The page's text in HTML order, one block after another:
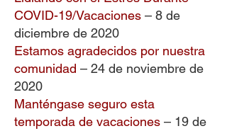
COVID-19/Vacaciones – 8 de
diciembre de 2020
Estamos agradecidos por nuestra
comunidad – 24 de noviembre de
2020
Manténgase seguro esta
temporada de vacaciones – 19 de